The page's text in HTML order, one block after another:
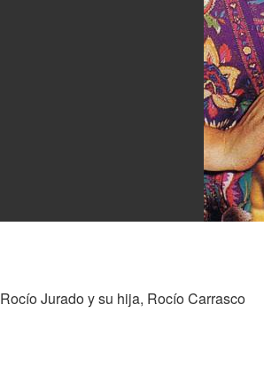
Rocío Jurado y su hija, Rocío Carrasco